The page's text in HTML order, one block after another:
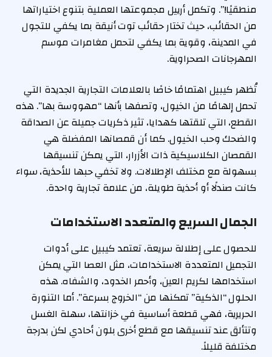
منطقيًا!”. وتكمل أرييل مجموعتها العملية بتنوع اختياراتها
من الحقائب، حيث تختار حقائب توت أنيقة بما يكفي للتجول
في المدينة، وقوية بما يكفي لتحمل مغامرات موسم
المهرجانات الصحراوية.
تُظهر كيبيل اهتمامًا خاصًا بالعلامات التجارية الجديدة التي
تحمل إلهامًا من الخيول، وتصفها بأنها “مهووسة بها”. هذه
القطع، التي تلقتها كهدايا، تثير ذكريات جميلة عن الصداقة
والضحك وحب الخيول. كما أن قمصانها المفضلة هي
القمصان الكلاسيكية ذات الأزرار، التي يمكن تنسيقها
بسهولة مع مختلف الإطلالات. ولا تخفي حبها للأحذية، سواء
كانت صندلًا أو أحذية طويلة، من علامة تجارية واحدة.
الجمال السريع والمتعدد الاستخدامات
للحصول على إطلالة سريعة، تعتمد كيبيل على أدوات
التجميل المتعددة الاستخدامات، مثل العصا التي يمكن
استخدامها لكريم العين، وأحمر الخدود، والشفاه. هذه
الحلول “الذكية” تمكنها من “الخروج بسرعة”. أما التنورة
الحريرية، فهي قطعة أساسية في خزانتها، سهلة الغسل
وتتألق عند تنسيقها مع قطع أخرى بلون أحادي لكن بدرجة
مختلفة قليلاً.